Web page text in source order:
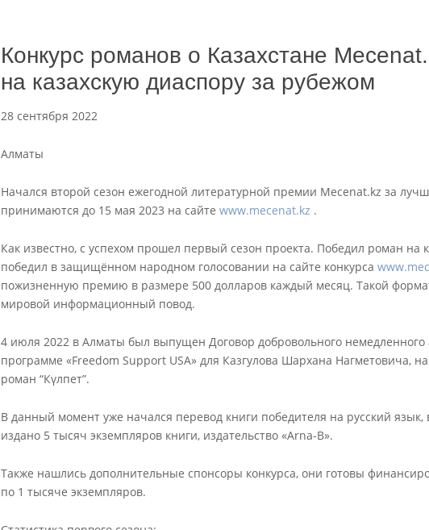
Конкурс романов о Казахстане
на казахскую диаспору за рубежом
28 сентября 2022
Алматы
Начался второй сезон ежегодной литературной премии Mecenat.kz за
принимаются до 15 мая 2023 на сайтеwww.mecenat.kz .
Как известно, с успехом прошел первый сезон проекта. Победил роман на
победил в защищённом народном голосовании на сайте конкурса
пожизненную премию в размере 500 долларов каждый месяц. Такой
мировой информационный повод.
4 июля 2022 в Алматы был выпущен Договор добровольного немедленного
программе «Freedom Support USA» для Казгулова Шархана Нагметовича,
роман “Күлпет”.
В данный момент уже начался перевод книги победителя на русский
издано 5 тысяч экземпляров книги, издательство «Arna-B».
Также нашлись дополнительные спонсоры конкурса, они готовы
по 1 тысяче экземпляров.